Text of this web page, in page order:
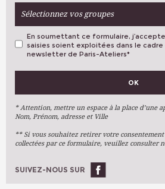
Sélectionnez vos groupes
VOS PRÉFÉRENCES
Arts Plastiques
Arts Du Texte
Arts Numériques
Ateliers À L'année
En soumettant ce formulaire,
saisies soient exploitées dans le
newsletter de Paris-Ateliers*
OK
* Attention, mettre un espace à la place d’une
Nom, Prénom, adresse et Ville
** Si vous souhaitez retirer votre
collectées par ce formulaire, veuillez consulter
SUIVEZ-NOUS SUR